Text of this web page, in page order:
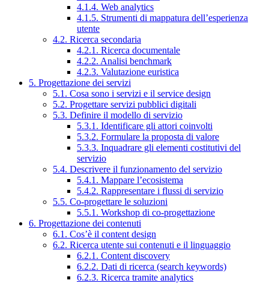
4.1.4. Web analytics
4.1.5. Strumenti di mappatura dell’esperienza
utente
4.2. Ricerca secondaria
4.2.1. Ricerca documentale
4.2.2. Analisi benchmark
4.2.3. Valutazione euristica
5. Progettazione dei servizi
5.1. Cosa sono i servizi e il service design
5.2. Progettare servizi pubblici digitali
5.3. Definire il modello di servizio
5.3.1. Identificare gli attori coinvolti
5.3.2. Formulare la proposta di valore
5.3.3. Inquadrare gli elementi costitutivi del
servizio
5.4. Descrivere il funzionamento del servizio
5.4.1. Mappare l’ecosistema
5.4.2. Rappresentare i flussi di servizio
5.5. Co-progettare le soluzioni
5.5.1. Workshop di co-progettazione
6. Progettazione dei contenuti
6.1. Cos’è il content design
6.2. Ricerca utente sui contenuti e il linguaggio
6.2.1. Content discovery
6.2.2. Dati di ricerca (search keywords)
6.2.3. Ricerca tramite analytics